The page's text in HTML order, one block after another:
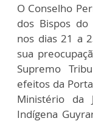
O Conselho
dos Bispos do
nos dias 21 a
sua
Supremo
efeitos da
Ministério da
Indígena